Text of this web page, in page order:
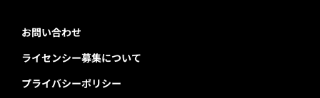
お問い合わせ
ライセンシー募集について
プライバシーポリシー